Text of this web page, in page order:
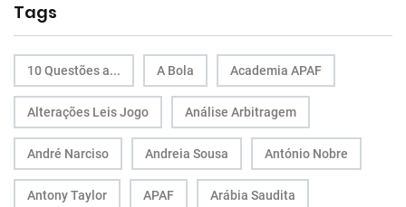
Tags
10 Questões a... A Bola Academia APAF
Alterações Leis Jogo Análise Arbitragem
André Narciso Andreia Sousa António Nobre
Antony Taylor APAF Arábia Saudita